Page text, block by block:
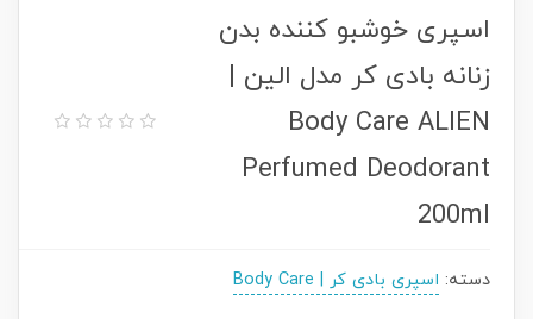
اسپری خوشبو کننده بدن
زنانه بادی کر مدل الین |
Body Care ALIEN
Perfumed Deodorant
200ml
دسته: اسپری بادی کر | Body Care